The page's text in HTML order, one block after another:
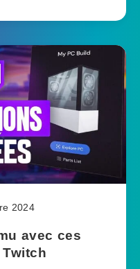
2024
avec ces